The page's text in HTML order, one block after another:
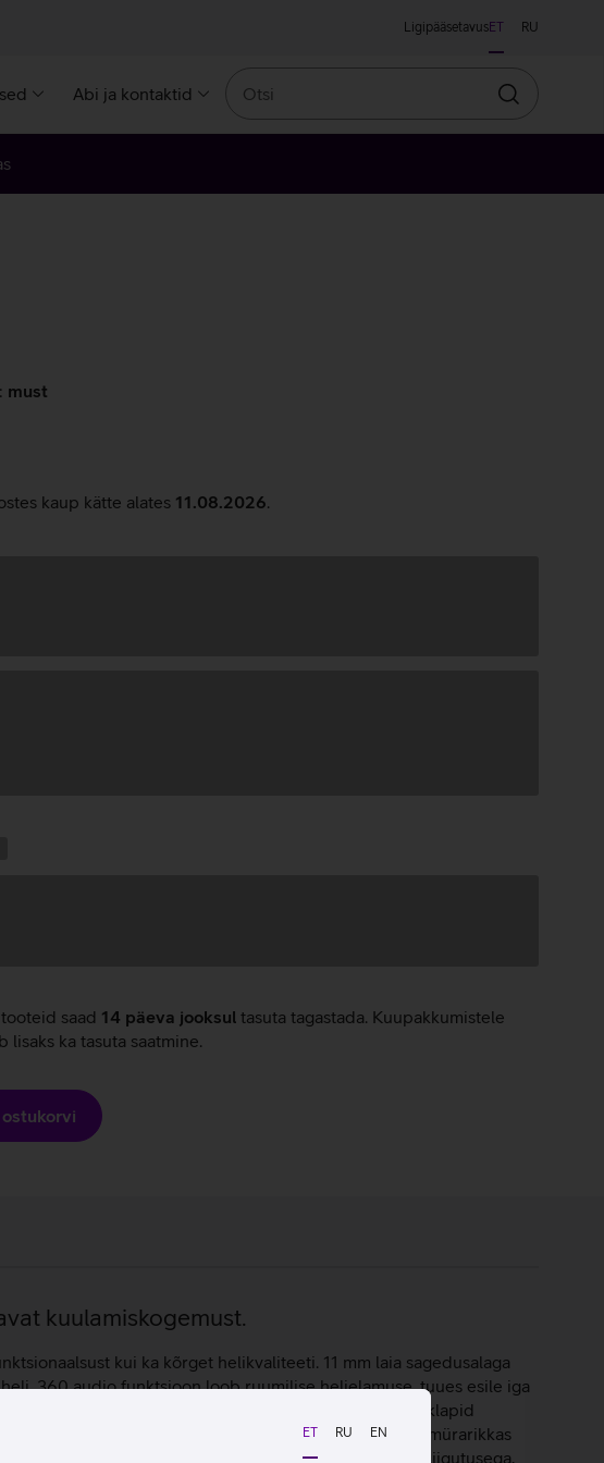
ET RU EN
LigipääsetavusET RU
Abi ja kontaktid
Otsin
must
kaup kätte alates 11.08.2026
saad 14 päeva jooksul tasuta tagastada. Kuupakkumistele
lisaks ka tasuta saatmine.
kuulamiskogemust.
kui ka kõrget helikvaliteeti. 11 mm laia sagedusalaga
360 audio funktsioon loob ruumilise helielamuse, tuues esile iga
heli täpselt enda maitse järgi seadistada, samas kui klapid
sul keskenduda muusikale või kõnedele ka mürarikkas
vastamine ja keeldumine toimub vaid lihtsa pealiigutusega,